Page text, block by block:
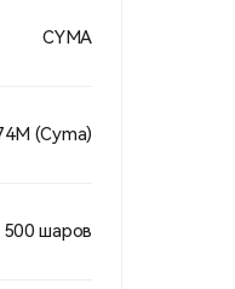
CYMA
(Cyma)
500 шаров